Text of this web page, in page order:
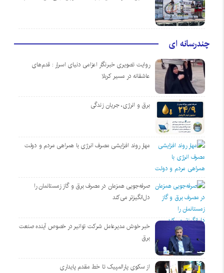
چندرسانه ای
روایت تصویری خبرنگار اعزامی دنیای اسرار : قدم‌های
عاشقانه در مسیر کربلا
برق و انرژی، جریان زندگی
مهار روند افزایشی مصرف انرژی با همراهی مردم و دولت
صرفه‌جویی همزمان در مصرف برق و گاز زمستانمان را
دل‌انگیزتر می‌کند
خبر خوش مدیرعامل شرکت توانیر در خصوص آینده صنعت
برق
از سکوی پارالمپیک تا خط مقدم پایداری